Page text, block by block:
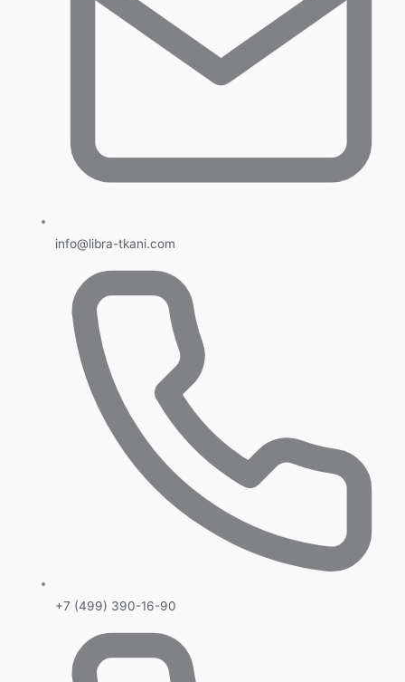
info@libra-tkani.com
+7 (499) 390-16-90